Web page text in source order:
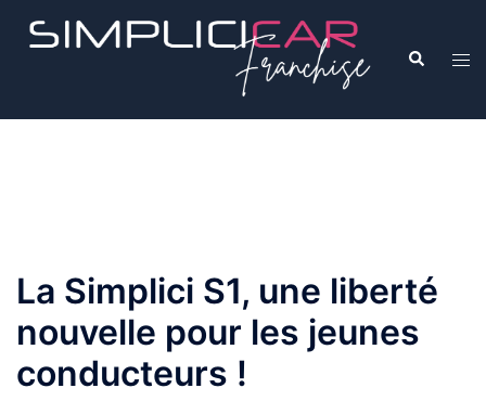
La Simplici S1, une liberté
nouvelle pour les jeunes
conducteurs !